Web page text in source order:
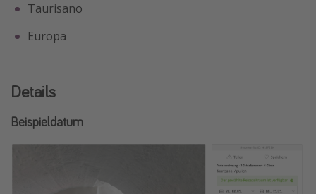
Taurisano
Europa
Details
Beispieldatum